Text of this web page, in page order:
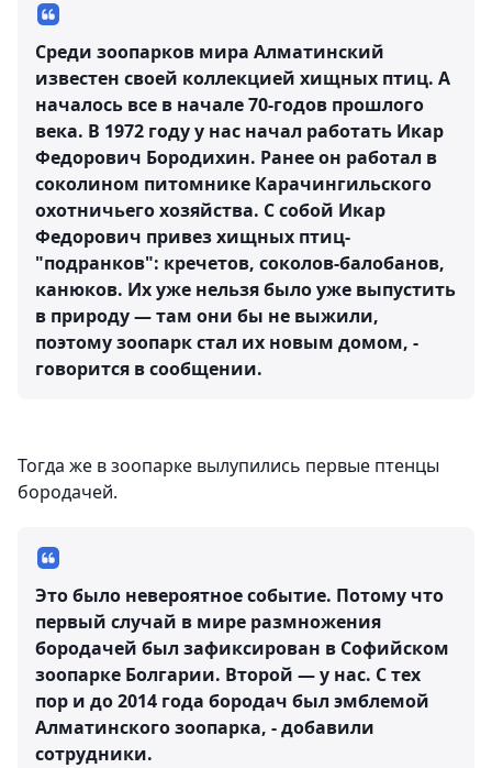
Среди зоопарков мира Алматинский
известен своей коллекцией хищных птиц. А
началось все в начале 70-годов прошлого
века. В 1972 году у нас начал работать Икар
Федорович Бородихин. Ранее он работал в
соколином питомнике Карачингильского
охотничьего хозяйства. С собой Икар
Федорович привез хищных птиц-
"подранков": кречетов, соколов-балобанов,
канюков. Их уже нельзя было уже выпустить
в природу — там они бы не выжили,
поэтому зоопарк стал их новым домом, -
говорится в сообщении.
Тогда же в зоопарке вылупились первые птенцы
бородачей.
Это было невероятное событие. Потому что
первый случай в мире размножения
бородачей был зафиксирован в Софийском
зоопарке Болгарии. Второй — у нас. С тех
пор и до 2014 года бородач был эмблемой
Алматинского зоопарка, - добавили
сотрудники.